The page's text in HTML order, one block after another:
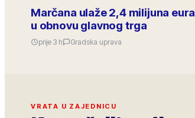
Marčana ulaže 2,4 milijuna eura
u obnovu glavnog trga
prije 3 h Gradska uprava
VRATA U ZAJEDNICU